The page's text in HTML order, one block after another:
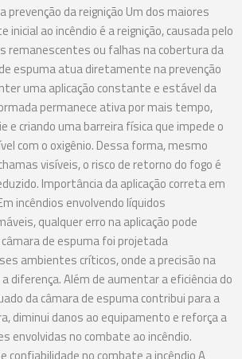
prevenção da reignição Um dos maiores
inicial ao incêndio é a reignição, causada pelo
remanescentes ou falhas na cobertura da
espuma atua diretamente na prevenção
uma aplicação constante e estável da
permanece ativa por mais tempo,
e criando uma barreira física que impede o
com o oxigênio. Dessa forma, mesmo
visíveis, o risco de retorno do fogo é
Importância da aplicação correta em
incêndios envolvendo líquidos
qualquer erro na aplicação pode
de espuma foi projetada
ambientes críticos, onde a precisão na
diferença. Além de aumentar a eficiência do
da câmara de espuma contribui para a
diminui danos ao equipamento e reforça a
envolvidas no combate ao incêndio.